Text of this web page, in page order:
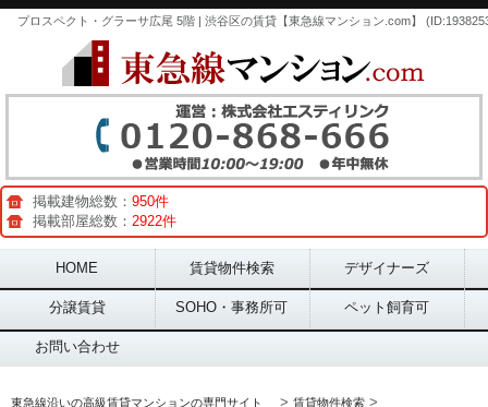
プロスペクト・グラーサ広尾 5階 | 渋谷区の賃貸【東急線マンション.com】
掲載建物総数： 950件
掲載部屋総数： 2922件
Main menu
HOME 賃貸物件検索 デザイナーズ
分譲賃貸 SOHO・事務所可 ペット飼育可
お問い合わせ
東急線沿いの高級賃貸マンションの専門サイト > 賃貸物件検索 >